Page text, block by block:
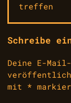
treffen
Schreibe
Deine E-
mit *